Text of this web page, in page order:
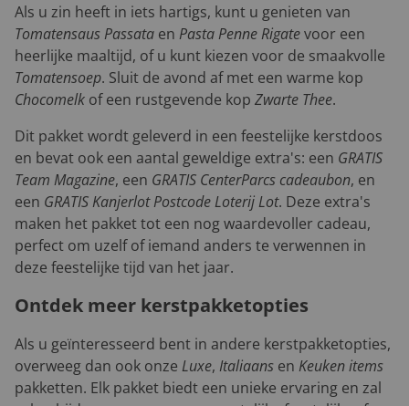
Als u zin heeft in iets hartigs, kunt u genieten van
Tomatensaus Passata en Pasta Penne Rigatevoor een
heerlijke maaltijd, of u kunt kiezen voor de smaakvolle
Tomatensoep. Sluit de avond af met een warme kop
Chocomelk of een rustgevende kop Zwarte Thee.
Dit pakket wordt geleverd in een feestelijke kerstdoos
en bevat ook een aantal geweldige extra's: een GRATIS
Team Magazine, een GRATIS CenterParcs cadeaubon, en
een GRATIS Kanjerlot Postcode Loterij Lot. Deze extra's
maken het pakket tot een nog waardevoller cadeau,
perfect om uzelf of iemand anders te verwennen in
deze feestelijke tijd van het jaar.
Ontdek meer kerstpakketopties
Als u geïnteresseerd bent in andere kerstpakketopties,
overweeg dan ook onze Luxe, Italiaans en Keuken items
pakketten. Elk pakket biedt een unieke ervaring en zal